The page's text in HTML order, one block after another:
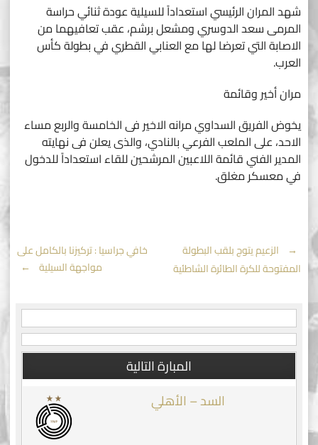
شهد المران الرئيسي استعداداً للسيلية عودة ثنائي حراسة
المرمى سعد الدوسري ومشعل برشم، عقب تعافيهما من
الاصابة التي تعرضا لها مع العنابي القطري في بطولة كأس
العرب.
مران أخير وقائمة
يخوض الفريق السداوي مرانه الاخير فى الخامسة والربع مساء
الاحد، على الملعب الفرعي بالنادي، والذى يعلن فى نهايته
المدير الفني قائمة اللاعبين المرشحين للقاء استعداداً للدخول
في معسكر مغلق.
Post
navigation
←
الزعيم يتوج بلقب البطولة
المفتوحة للكرة الطائرة الشاطئية
خافي جراسيا : تركيزنا بالكامل على
مواجهة السيلية →
المبارة التالية
السد – الأهلي